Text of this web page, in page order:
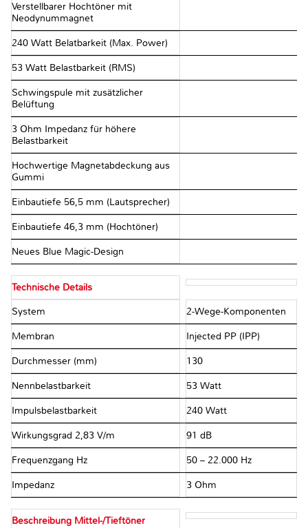
Verstellbarer Hochtöner mit
Neodynummagnet
240 Watt Belatbarkeit (Max. Power)
53 Watt Belastbarkeit (RMS)
Schwingspule mit zusätzlicher
Belüftung
3 Ohm Impedanz für höhere
Belastbarkeit
Hochwertige Magnetabdeckung aus
Gummi
Einbautiefe 56,5 mm (Lautsprecher)
Einbautiefe 46,3 mm (Hochtöner)
Neues Blue Magic-Design
Technische Details
System 2-Wege-Komponenten
Membran Injected PP (IPP)
Durchmesser (mm) 130
Nennbelastbarkeit 53 Watt
Impulsbelastbarkeit 240 Watt
Wirkungsgrad 2,83 V/m 91 dB
Frequenzgang Hz 50 – 22.000 Hz
Impedanz 3 Ohm
Beschreibung Mittel-/Tieftöner